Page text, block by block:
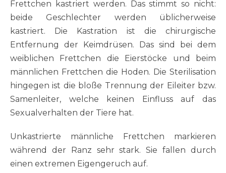
Frettchen kastriert werden. Das stimmt so nicht:
beide Geschlechter werden üblicherweise
kastriert. Die Kastration ist die chirurgische
Entfernung der Keimdrüsen. Das sind bei dem
weiblichen Frettchen die Eierstöcke und beim
männlichen Frettchen die Hoden. Die Sterilisation
hingegen ist die bloße Trennung der Eileiter bzw.
Samenleiter, welche keinen Einfluss auf das
Sexualverhalten der Tiere hat.
Unkastrierte männliche Frettchen markieren
während der Ranz sehr stark. Sie fallen durch
einen extremen Eigengeruch auf.